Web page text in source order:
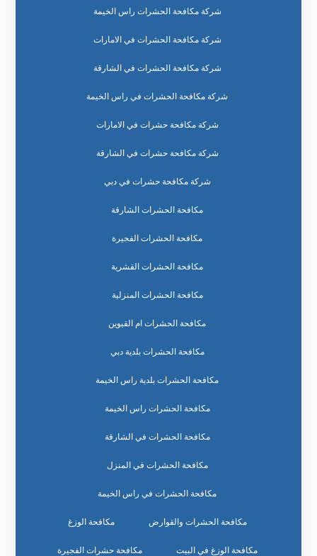
شركة مكافحة الحشرات راس الخيمة
شركة مكافحة الحشرات في الامارات
شركة مكافحة الحشرات في الشارقة
شركة مكافحة الحشرات في راس الخيمة
شركة مكافحة حشرات في الامارات
شركة مكافحة حشرات في الشارقة
شركة مكافحة حشرات في دبي
مكافحة الحشرات الشارقة
مكافحة الحشرات الفجيرة
مكافحة الحشرات القشرية
مكافحة الحشرات المنزلية
مكافحة الحشرات ام القيوين
مكافحة الحشرات بلدية دبي
مكافحة الحشرات بلدية راس الخيمة
مكافحة الحشرات راس الخيمة
مكافحة الحشرات في الشارقة
مكافحة الحشرات في المنزل
مكافحة الحشرات في راس الخيمة
مكافحة الحشرات والقوارض مكافحة الوزغ
مكافحة الوزغ في البيت مكافحة حشرات الفجيرة